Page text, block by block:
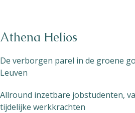
Athena Helios
De verborgen parel in de groene
Leuven
Allround inzetbare jobstudenten,
tijdelijke werkkrachten